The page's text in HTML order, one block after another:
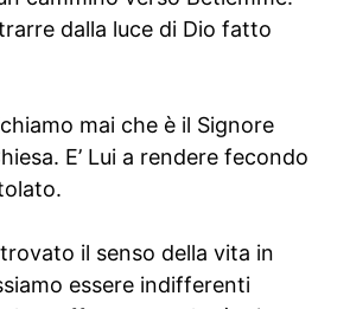
dalla luce di Dio fatto
mai che è il Signore
E’ Lui a rendere fecondo
il senso della vita in
essere indifferenti